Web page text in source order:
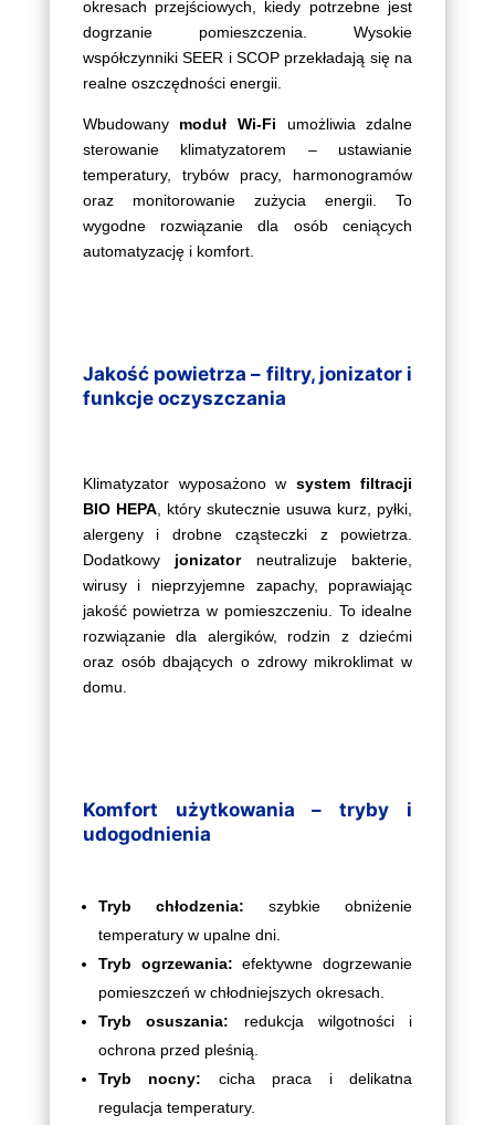
okresach przejściowych, kiedy potrzebne jest
dogrzanie pomieszczenia. Wysokie
współczynniki SEER i SCOP przekładają się na
realne oszczędności energii.
Wbudowany moduł Wi-Fi umożliwia zdalne
sterowanie klimatyzatorem – ustawianie
temperatury, trybów pracy, harmonogramów
oraz monitorowanie zużycia energii. To
wygodne rozwiązanie dla osób ceniących
automatyzację i komfort.
Jakość powietrza – filtry, jonizator i
funkcje oczyszczania
Klimatyzator wyposażono wsystem filtracji
BIO HEPA, który skutecznie usuwa kurz, pyłki,
alergeny i drobne cząsteczki z powietrza.
Dodatkowy jonizatorneutralizuje bakterie,
wirusy i nieprzyjemne zapachy, poprawiając
jakość powietrza w pomieszczeniu. To idealne
rozwiązanie dla alergików, rodzin z dziećmi
oraz osób dbających o zdrowy mikroklimat w
domu.
Komfort użytkowania – tryby i
udogodnienia
Tryb chłodzenia: szybkie obniżenie
temperatury w upalne dni.
Tryb ogrzewania: efektywne dogrzewanie
pomieszczeń w chłodniejszych okresach.
Tryb osuszania: redukcja wilgotności i
ochrona przed pleśnią.
Tryb nocny: cicha praca i delikatna
regulacja temperatury.